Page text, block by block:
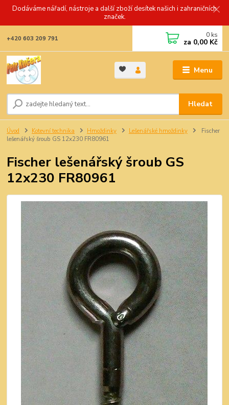
Dodáváme nářadí, nástroje a další zboží desítek našich i zahraničních
značek.
Menu
Hledat
+420 603 209 791 0 ks
za 0,00 Kč
Úvod Kotevní technika Hmoždinky Lešenářské hmoždinky
Fischer
lešenářský šroub GS 12x230 FR80961
Fischer lešenářský šroub GS
12x230 FR80961